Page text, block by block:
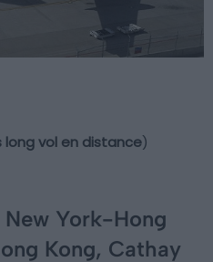
long vol en distance)
York-Hong
Kong, Cathay